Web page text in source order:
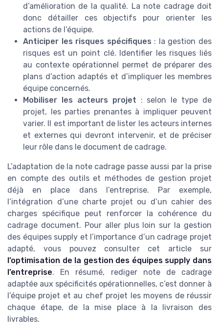
d’amélioration de la qualité. La note cadrage doit
donc détailler ces objectifs pour orienter les
actions de l’équipe.
Anticiper les risques spécifiques : la gestion des
risques est un point clé. Identifier les risques liés
au contexte opérationnel permet de préparer des
plans d’action adaptés et d’impliquer les membres
équipe concernés.
Mobiliser les acteurs projet : selon le type de
projet, les parties prenantes à impliquer peuvent
varier. Il est important de lister les acteurs internes
et externes qui devront intervenir, et de préciser
leur rôle dans le document de cadrage.
L’adaptation de la note cadrage passe aussi par la prise
en compte des outils et méthodes de gestion projet
déjà en place dans l’entreprise. Par exemple,
l’intégration d’une charte projet ou d’un cahier des
charges spécifique peut renforcer la cohérence du
cadrage document. Pour aller plus loin sur la gestion
des équipes supply et l’importance d’un cadrage projet
adapté, vous pouvez consulter cet article sur
l’optimisation de la gestion des équipes supply dans
l’entreprise. En résumé, rediger note de cadrage
adaptée aux spécificités opérationnelles, c’est donner à
l’équipe projet et au chef projet les moyens de réussir
chaque étape, de la mise place à la livraison des
livrables.